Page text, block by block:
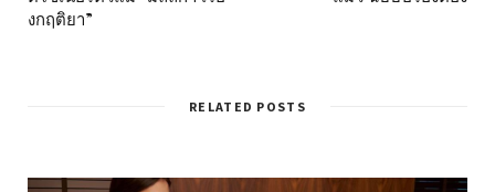
งกฤติยา”
RELATED POSTS